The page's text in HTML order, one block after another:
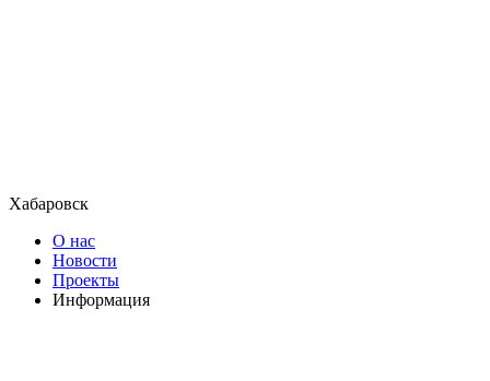
Хабаровск
О нас
Новости
Проекты
Информация